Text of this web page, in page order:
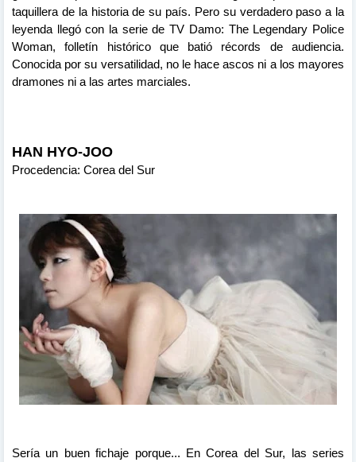
taquillera de la historia de su país. Pero su verdadero paso a la
leyenda llegó con la serie de TV Damo: The Legendary Police
Woman, folletín histórico que batió récords de audiencia.
Conocida por su versatilidad, no le hace ascos ni a los mayores
dramones ni a las artes marciales.
HAN HYO-JOO
Procedencia: Corea del Sur
Sería un buen fichaje porque... En Corea del Sur, las series